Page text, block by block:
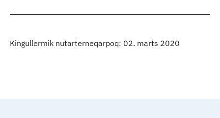
Kingullermik nutarterneqarpoq: 02. marts 2020